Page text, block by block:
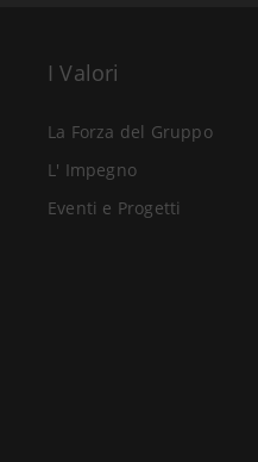
I Valori
La Forza del Gruppo
L' Impegno
Eventi e Progetti